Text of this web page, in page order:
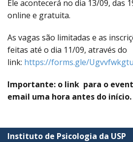
Ele acontecerá no dia 13/09, das
online e gratuita.
As vagas são limitadas e as
feitas até o dia 11/09, através do
link: https://forms.gle/
Importante: o link para o
email uma hora antes do início.
Instituto de Psicologia da USP